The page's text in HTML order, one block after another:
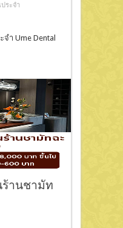
ระจำ
ำ Ume Dental
านชามัท